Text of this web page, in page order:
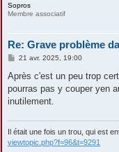
Sopros
Membre associatif
Re: Grave problème
M
s
a
g
21 avr. 2025, 19:00
Après c'est un peu trop
pourras pas y couper yen
inutilement.
Il était une fois un trou, qui est
viewtopic.php?f=96&t=9291